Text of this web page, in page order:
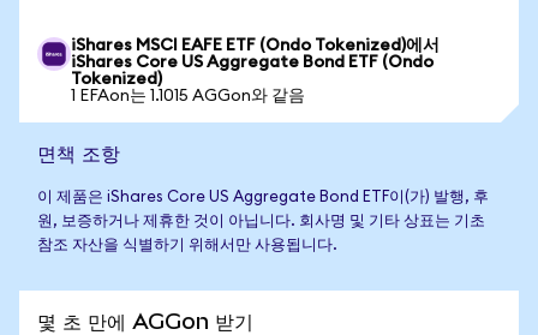
iShares MSCI EAFE ETF (Ondo Tokenized)에서
iShares Core US Aggregate Bond ETF (Ondo
Tokenized)
1 EFAon는 1.1015 AGGon와 같음
면책 조항
이 제품은 iShares Core US Aggregate Bond ETF이(가) 발행, 후
원, 보증하거나 제휴한 것이 아닙니다. 회사명 및 기타 상표는 기초
참조 자산을 식별하기 위해서만 사용됩니다.
몇 초 만에 AGGon 받기